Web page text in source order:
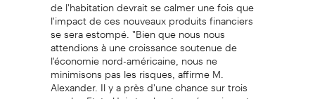
l'impact de ces nouveaux produits financiers
se sera estompé. "Bien que nous nous
attendions à une croissance soutenue de
l'économie nord-américaine, nous ne
minimisons pas les risques, affirme M.
Alexander. Il y a près d'une chance sur trois